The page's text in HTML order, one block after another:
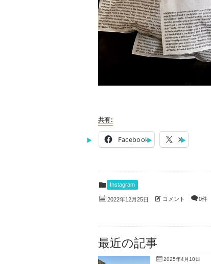
共有:
Facebook X
Instagram
2022年12月25日 コメント 0件
最近の記事
2025年4月10日